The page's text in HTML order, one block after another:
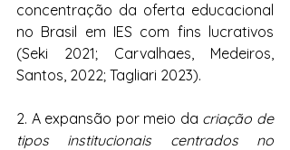
concentração da oferta educacional
no Brasil em IES com fins lucrativos
(Seki 2021; Carvalhaes, Medeiros,
Santos, 2022; Tagliari 2023).
2. A expansão por meio da criação de
tipos institucionais centrados no